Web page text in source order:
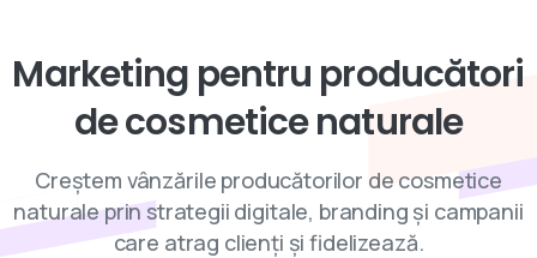
Marketing pentru producători
decosmeticenaturale
Creștem vânzările producătorilor de cosmetice
naturale prin strategii digitale, branding și campanii
care atrag clienți și fidelizează.